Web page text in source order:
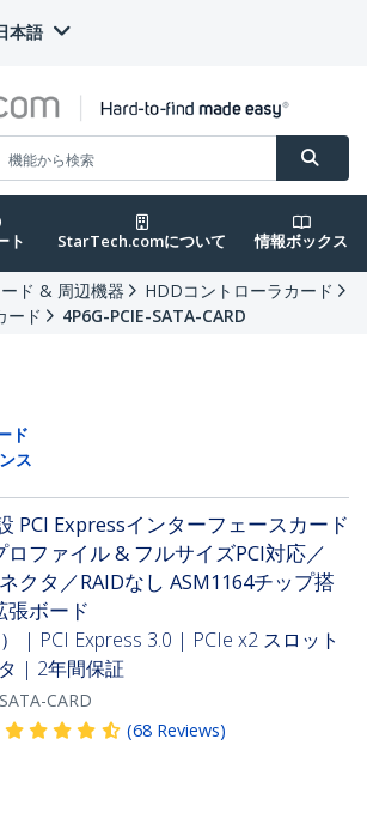
本語
ト StarTech.comについて 情報ボックス
ド & 周辺機器
HDDコントローラカード
ード
4P6G-PCIE-SATA-CARD
ド
ス
PCI Expressインターフェースカード
ロファイル & フルサイズPCI対応／
クタ／RAIDなし ASM1164チップ搭
張ボード
| PCI Express 3.0 | PCIe x2 スロット
| 2年間保証
CARD
(68 Reviews)